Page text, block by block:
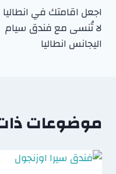
اجعل اقامتك في انطاليا
لا تُنسى مع فندق سيام
اليجانس انطاليا
موضوعات